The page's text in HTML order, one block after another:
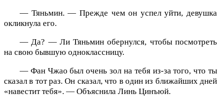
— Тяньмин. — Прежде чем он успел уйти, девушка
окликнула его.
— Да? — Ли Тяньмин обернулся, чтобы посмотреть
на свою бывшую одноклассницу.
— Фан Чжао был очень зол на тебя из-за того, что ты
сказал в тот раз. Он сказал, что в один из ближайших дней
«навестит тебя». — Объяснила Линь Цинъюй.